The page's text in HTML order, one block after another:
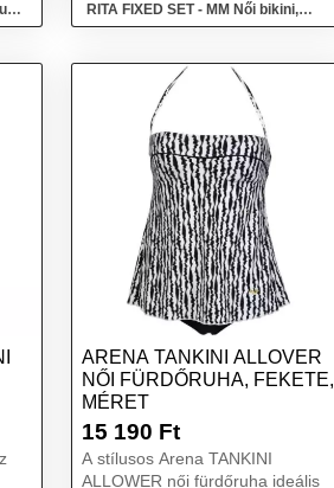
RITA FIXED SET - MM Női bikini,
fekete, méret
ARENA TANKINI ALLOVER
NŐI FÜRDŐRUHA, FEKETE,
MÉRET
15 190 Ft
A stílusos Arena TANKINI
ALLOWER női fürdőruha ideális